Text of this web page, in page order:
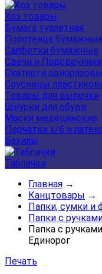
Хоз товары
Бумага туалетная
Полотенца
Салфетки бумажные
Свечи и Подсвечники
Скатерти
Соусницы
Товары для выпечки
Шнурки для обуви
Маски медецинские
Перчатки х/б и
Бахилы
Таблички
Главная →
Канцтовары →
Папки, сумки и
Папки с
Папка с
Единорог
Печать